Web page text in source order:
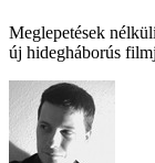
Meglepetések
új hidegháborús